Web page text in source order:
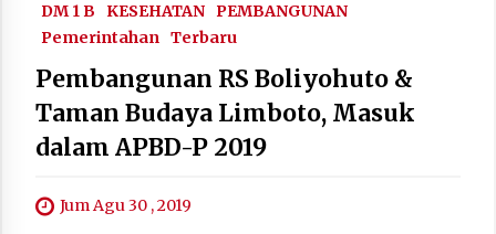
DM 1 B KESEHATAN PEMBANGUNAN
Pemerintahan Terbaru
Pembangunan RS Boliyohuto &
Taman Budaya Limboto, Masuk
dalam APBD-P 2019
Jum Agu 30 , 2019